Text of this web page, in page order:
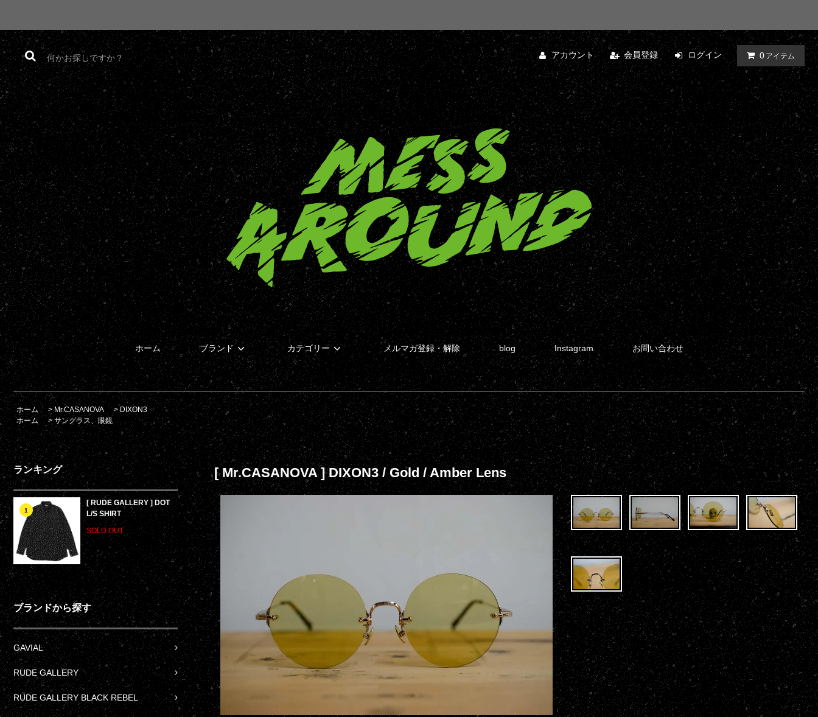
アカウント 会員登録 ログイン 0 アイテム
ホーム ブランド カテゴリー メルマガ登録・解除 blog Instagram お問い合わせ
ホーム > Mr.CASANOVA >DIXON3
ホーム
> サングラス、眼鏡
ランキング
1
[ RUDE GALLERY ] DOT
L/S SHIRT
SOLD OUT
ブランドから探す
GAVIAL
RUDE GALLERY
RUDE GALLERY BLACK REBEL
[ Mr.CASANOVA ] DIXON3 / Gold / Amber Lens